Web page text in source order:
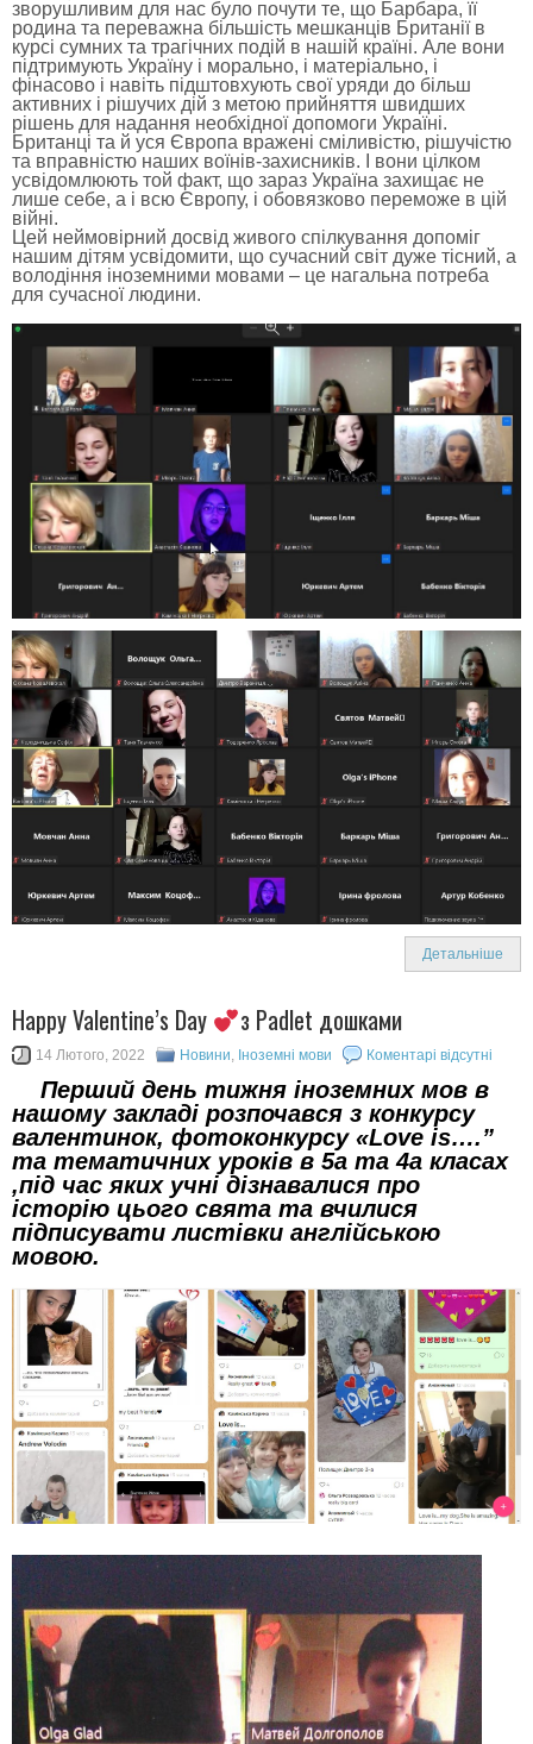
зворушливим для нас було почути те, що Барбара, її
родина та переважна більшість мешканців Британії в
курсі сумних та трагічних подій в нашій країні. Але вони
підтримують Україну і морально, і матеріально, і
фінасово і навіть підштовхують свої уряди до більш
активних і рішучих дій з метою прийняття швидших
рішень для надання необхідної допомоги Україні.
Британці та й уся Європа вражені сміливістю, рішучістю
та вправністю наших воїнів-захисників. І вони цілком
усвідомлюють той факт, що зараз Україна захищає не
лише себе, а і всю Європу, і обовязково переможе в цій
війні.
Цей неймовірний досвід живого спілкування допоміг
нашим дітям усвідомити, що сучасний світ дуже тісний, а
володіння іноземними мовами – це нагальна потреба
для сучасної людини.
Детальніше
Happy Valentine’s Day з Padlet дошками
14 Лютого, 2022 Новини Іноземні мови Коментарі відсутні
Перший день тижня іноземних мов в
нашому закладі розпочався з конкурсу
валентинок, фотоконкурсу «Love is….”
та тематичних уроків в 5а та 4а класах
,під час яких учні дізнавалися про
історію цього свята та вчилися
підписувати листівки англійською
мовою.